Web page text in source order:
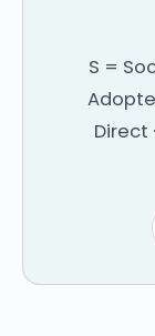
S =
Direct